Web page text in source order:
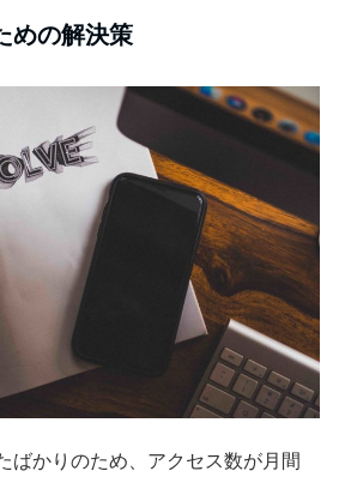
めの解決策
ばかりのため、アクセス数が月間